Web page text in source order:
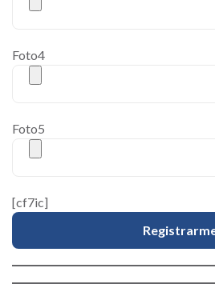
Foto4
Foto5
[cf7ic]